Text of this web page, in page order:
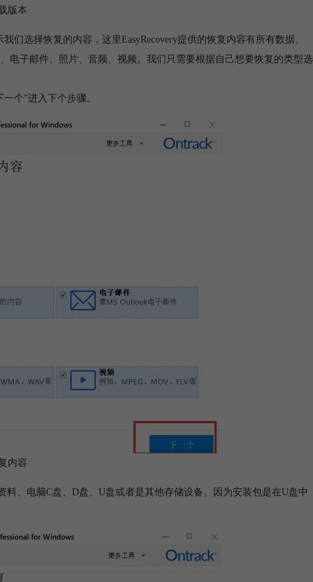
版本
们选择恢复的内容，这里EasyRecovery提供的恢复内容有所有数据、
电子邮件、照片、音频、视频。我们只需要根据自己想要恢复的类型选
个”进入下个步骤。
内容
料、电脑C盘、D盘、U盘或者是其他存储设备。因为安装包是在U盘中